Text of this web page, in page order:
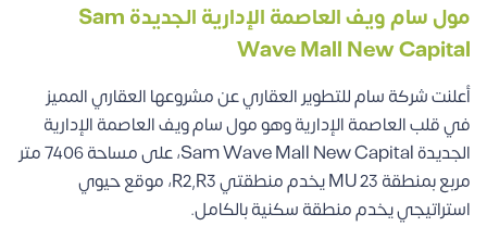
مول سام ويف العاصمة الإدارية الجديدة Sam
Wave Mall New Capital
أعلنت شركة سام للتطوير العقاري عن مشروعها العقاري المميز
في قلب العاصمة الإدارية وهو مول سام ويف العاصمة الإدارية
الجديدة Sam Wave Mall New Capital، على مساحة 7406 متر
مربع بمنطقة MU 23 يخدم منطقتي R2,R3، موقع حيوي
استراتيجي يخدم منطقة سكنية بالكامل.